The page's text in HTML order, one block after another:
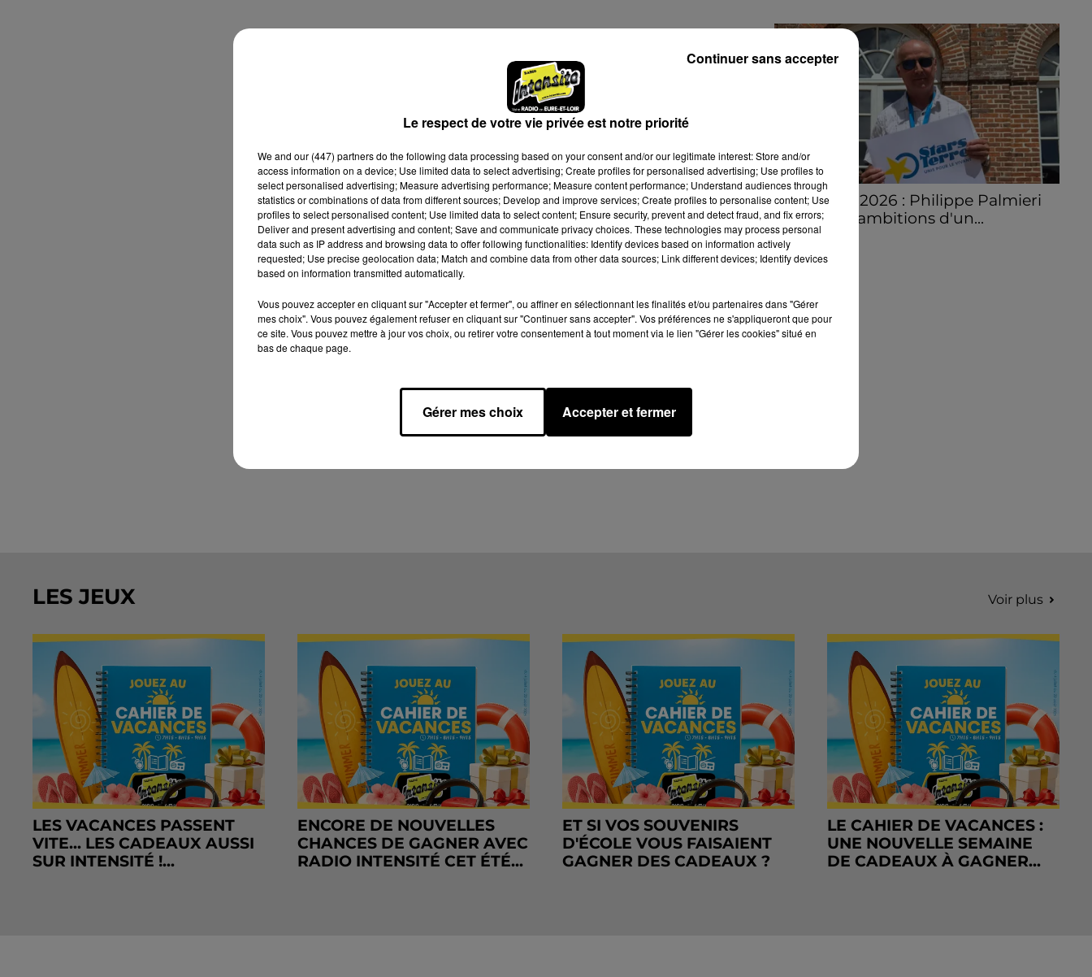
Stars'Terre 2026 : Philippe Palmieri
dévoile les ambitions d'un...
À quelques semaines de la première
édition de Stars'Terre, organisée du 18 au 20
LES JEUX Voir plus
LES VACANCES PASSENT
VITE... LES CADEAUX AUSSI
SUR INTENSITÉ !...
ENCORE DE NOUVELLES
CHANCES DE GAGNER AVEC
RADIO INTENSITÉ CET ÉTÉ...
ET SI VOS SOUVENIRS
D'ÉCOLE VOUS FAISAIENT
GAGNER DES CADEAUX ?
LE CAHIER DE VACANCES :
UNE NOUVELLE SEMAINE
DE CADEAUX À GAGNER...
Le respect de votre vie privée est notre priorité
We and our (447) partnersdo the following data processing based on your consent and/or our legitimate interest: Store and/or
access information on a device; Use limited data to select advertising; Create profiles for personalised advertising; Use profiles to
select personalised advertising; Measure advertising performance; Measure content performance; Understand audiences through
statistics or combinations of data from different sources; Develop and improve services; Create profiles to personalise content; Use
profiles to select personalised content; Use limited data to select content; Ensure security, prevent and detect fraud, and fix errors;
Deliver and present advertising and content; Save and communicate privacy choices. These technologies may process personal
data such as IP address and browsing data to offer following functionalities: Identify devices based on information actively
requested; Use precise geolocation data; Match and combine data from other data sources; Link different devices; Identify devices
based on information transmitted automatically.
Vous pouvez accepter en cliquant sur "Accepter et fermer", ou affiner en sélectionnant les finalités et/ou partenaires dans "Gérer
mes choix". Vous pouvez également refuser en cliquant sur "Continuer sans accepter". Vos préférences ne s'appliqueront que pour
ce site. Vous pouvez mettre à jour vos choix, ou retirer votre consentement à tout moment via le lien "Gérer les cookies" situé en
bas de chaque page.
Gérer mes choix Accepter et fermer
Continuer sans accepter